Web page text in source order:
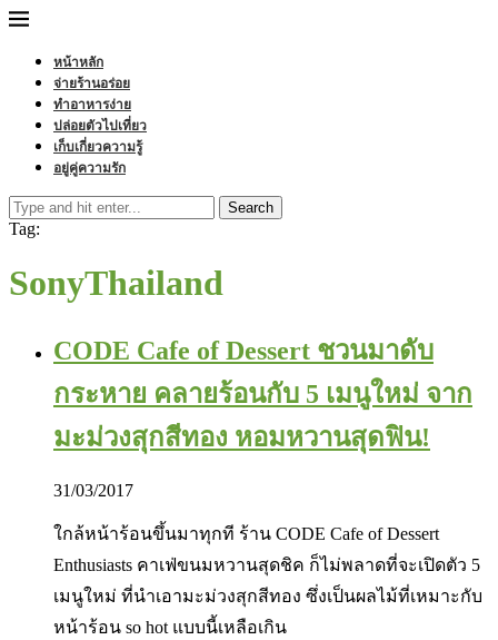
หน้าหลัก
จ่ายร้านอร่อย
ทำอาหารง่าย
ปล่อยตัวไปเที่ยว
เก็บเกี่ยวความรู้
อยู่คู่ความรัก
Search
Tag:
SonyThailand
CODE Cafe of Dessert ชวนมาดับ
กระหาย คลายร้อนกับ 5 เมนูใหม่ จาก
มะม่วงสุกสีทอง หอมหวานสุดฟิน!
31/03/2017
ใกล้หน้าร้อนขึ้นมาทุกที ร้าน CODE Cafe of Dessert
Enthusiasts คาเฟ่ขนมหวานสุดชิค ก็ไม่พลาดที่จะเปิดตัว 5
เมนูใหม่ ที่นำเอามะม่วงสุกสีทอง ซึ่งเป็นผลไม้ที่เหมาะกับ
หน้าร้อน so hot แบบนี้เหลือเกิน